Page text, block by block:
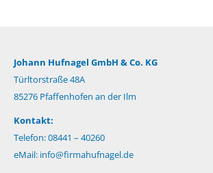
Johann Hufnagel GmbH & Co. KG
Türltorstraße 48A
85276 Pfaffenhofen an der Ilm
Kontakt:
Telefon: 08441 – 40260
eMail: info@firmahufnagel.de